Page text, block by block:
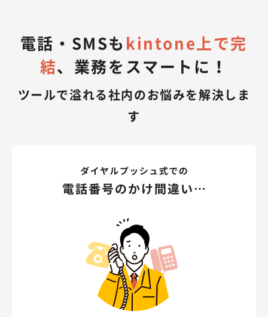
電話・SMSも kintone上で完
結、業務をスマートに！
ツールで溢れる社内のお悩みを解決しま
す